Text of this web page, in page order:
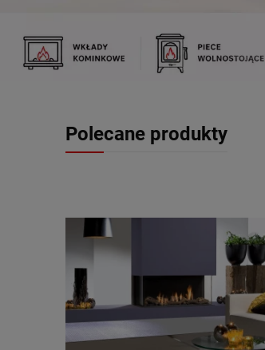
Polecane produkty